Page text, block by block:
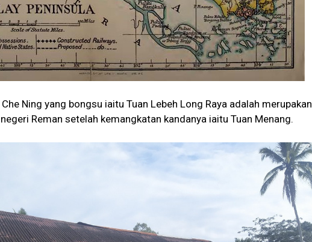
Ning yang bongsu iaitu Tuan Lebeh Long Raya adalah merupakan
Reman setelah kemangkatan kandanya iaitu Tuan Menang.